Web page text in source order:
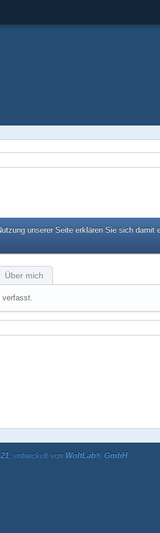
unserer Seite erklären Sie sich damit
Über mich
verfasst.
, entwickelt von WoltLab® GmbH